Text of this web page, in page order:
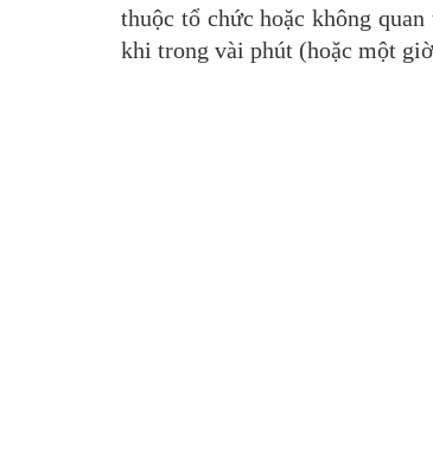
thuộc tổ chức hoặc không
khi trong vài phút (hoặc một